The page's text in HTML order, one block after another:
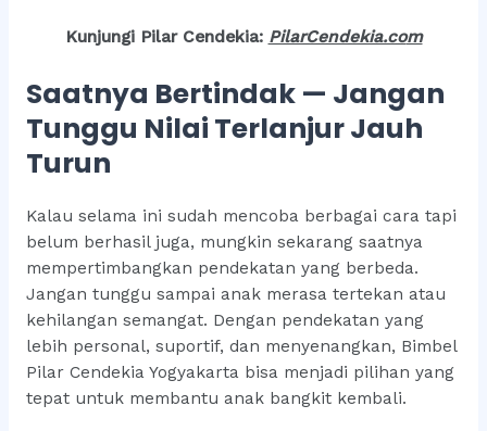
Kunjungi Pilar Cendekia: PilarCendekia.com
Saatnya Bertindak — Jangan
Tunggu Nilai Terlanjur Jauh
Turun
Kalau selama ini sudah mencoba berbagai cara tapi
belum berhasil juga, mungkin sekarang saatnya
mempertimbangkan pendekatan yang berbeda.
Jangan tunggu sampai anak merasa tertekan atau
kehilangan semangat. Dengan pendekatan yang
lebih personal, suportif, dan menyenangkan, Bimbel
Pilar Cendekia Yogyakarta bisa menjadi pilihan yang
tepat untuk membantu anak bangkit kembali.